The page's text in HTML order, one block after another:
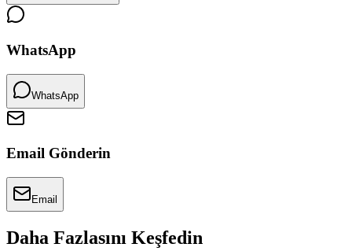
WhatsApp
WhatsApp
Email Gönderin
Email
Daha Fazlasını Keşfedin